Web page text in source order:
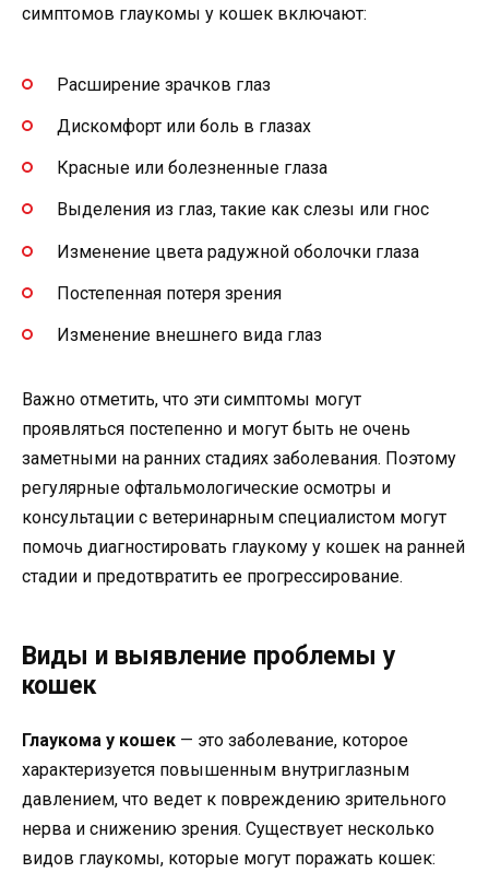
симптомов глаукомы у кошек включают:
Расширение зрачков глаз
Дискомфорт или боль в глазах
Красные или болезненные глаза
Выделения из глаз, такие как слезы или гнос
Изменение цвета радужной оболочки глаза
Постепенная потеря зрения
Изменение внешнего вида глаз
Важно отметить, что эти симптомы могут
проявляться постепенно и могут быть не очень
заметными на ранних стадиях заболевания. Поэтому
регулярные офтальмологические осмотры и
консультации с ветеринарным специалистом могут
помочь диагностировать глаукому у кошек на ранней
стадии и предотвратить ее прогрессирование.
Виды и выявление проблемы у
кошек
Глаукома у кошек — это заболевание, которое
характеризуется повышенным внутриглазным
давлением, что ведет к повреждению зрительного
нерва и снижению зрения. Существует несколько
видов глаукомы, которые могут поражать кошек: